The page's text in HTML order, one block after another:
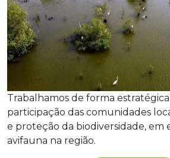
Trabalhamos de forma
participação das comunidades
e proteção da biodiversidade, em
avifauna na região.